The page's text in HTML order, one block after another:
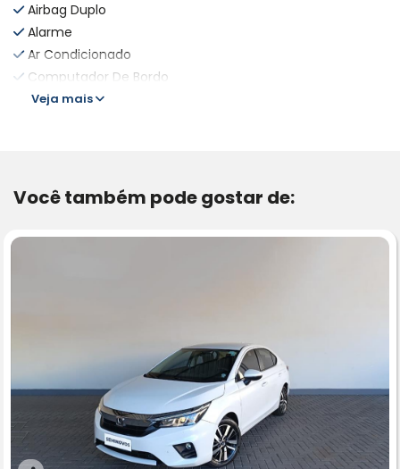
Airbag Duplo
Alarme
Ar Condicionado
Computador De Bordo
Veja mais
Você também pode gostar de: